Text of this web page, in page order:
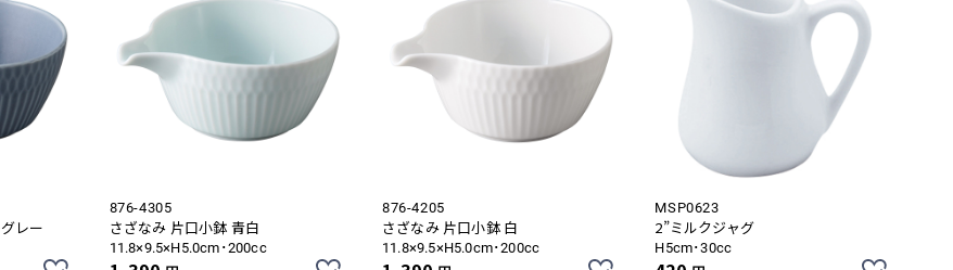
レー
876-4305
さざなみ 片口小鉢 青白
11.8×9.5×H5.0cm･200cc
876-4205
さざなみ 片口小鉢 白
11.8×9.5×H5.0cm･200cc
MSP0623
2”ミルクジャグ
H5cm･30cc